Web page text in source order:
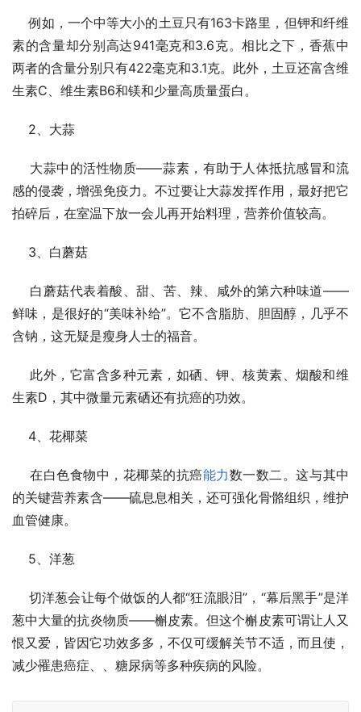
例如，一个中等大小的土豆只有163卡路里，但钾和纤维
素的含量却分别高达941毫克和3.6克。相比之下，香蕉中
两者的含量分别只有422毫克和3.1克。此外，土豆还富含维
生素C、维生素B6和镁和少量高质量蛋白。
2、大蒜
大蒜中的活性物质——蒜素，有助于人体抵抗感冒和流
感的侵袭，增强免疫力。不过要让大蒜发挥作用，最好把它
拍碎后，在室温下放一会儿再开始料理，营养价值较高。
3、白蘑菇
白蘑菇代表着酸、甜、苦、辣、咸外的第六种味道——
鲜味，是很好的“美味补给”。它不含脂肪、胆固醇，几乎不
含钠，这无疑是瘦身人士的福音。
此外，它富含多种元素，如硒、钾、核黄素、烟酸和维
生素D，其中微量元素硒还有抗癌的功效。
4、花椰菜
在白色食物中，花椰菜的抗癌能力数一数二。这与其中
的关键营养素含——硫息息相关，还可强化骨骼组织，维护
血管健康。
5、洋葱
切洋葱会让每个做饭的人都“狂流眼泪”，“幕后黑手”是洋
葱中大量的抗炎物质——槲皮素。但这个槲皮素可谓让人又
恨又爱，皆因它功效多多，不仅可缓解关节不适，而且使，
减少罹患癌症、、糖尿病等多种疾病的风险。